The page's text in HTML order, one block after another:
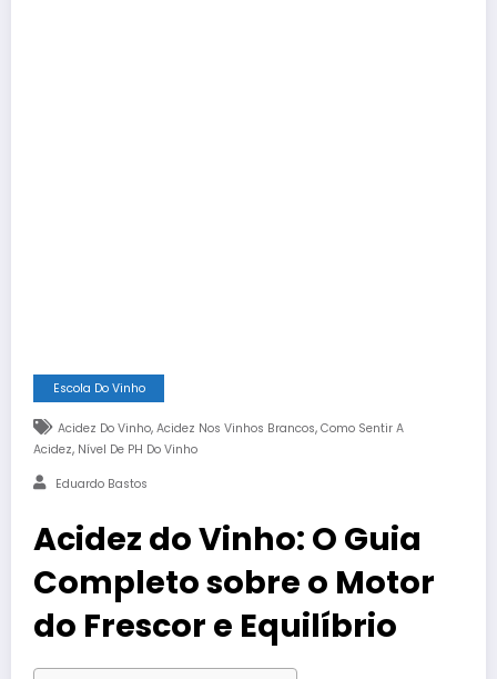
Escola Do Vinho
Acidez Do Vinho, Acidez Nos Vinhos Brancos, Como Sentir A
Acidez, Nível De PH Do Vinho
Eduardo Bastos
Acidez do Vinho: O Guia
Completo sobre o Motor
do Frescor e Equilíbrio